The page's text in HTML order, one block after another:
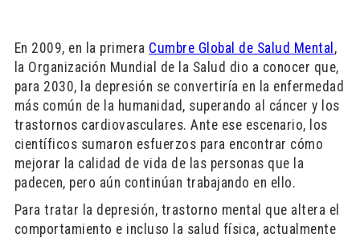
En 2009, en la primera Cumbre Global de Salud Mental ,
la Organización Mundial de la Salud dio a conocer que,
para 2030, la depresión se convertiría en la enfermedad
más común de la humanidad, superando al cáncer y los
trastornos cardiovasculares. Ante ese escenario, los
científicos sumaron esfuerzos para encontrar cómo
mejorar la calidad de vida de las personas que la
padecen, pero aún continúan trabajando en ello.
Para tratar la depresión, trastorno mental que altera el
comportamiento e incluso la salud física, actualmente